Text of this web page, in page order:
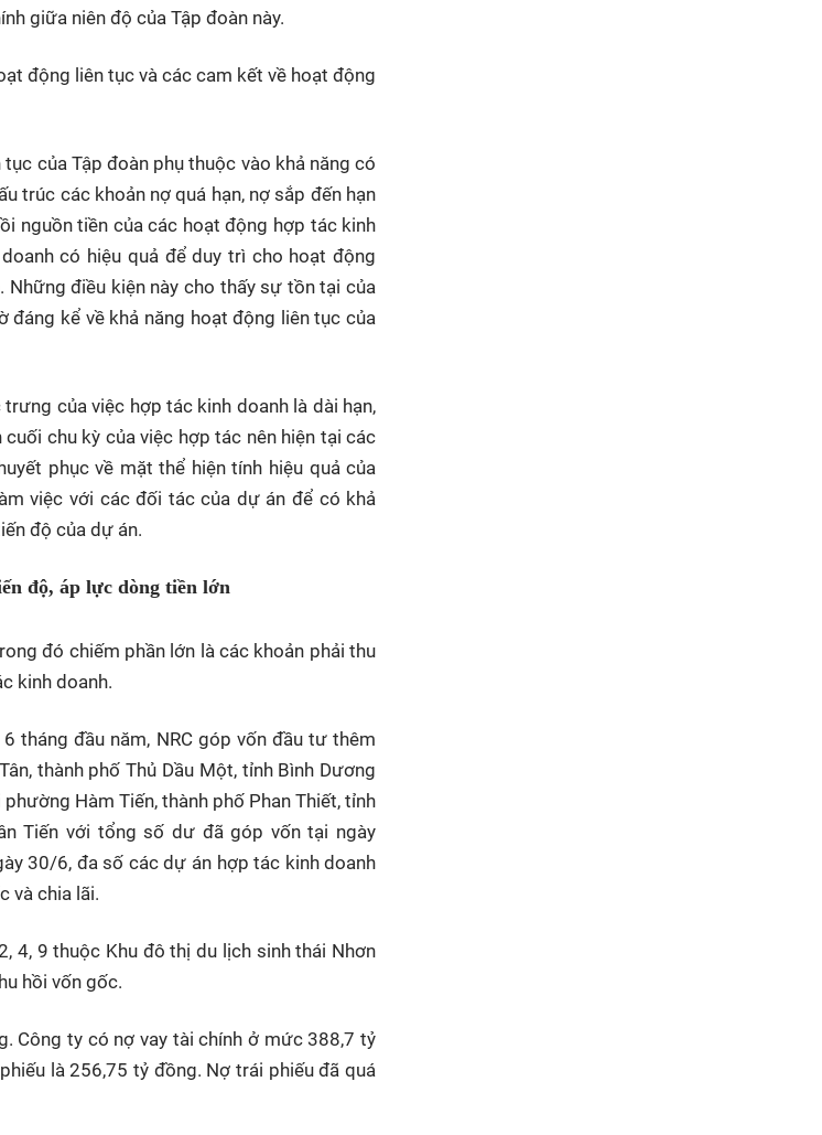
giữa niên độ của Tập đoàn này.
động liên tục và các cam kết về hoạt động
của Tập đoàn phụ thuộc vào khả năng có
trúc các khoản nợ quá hạn, nợ sắp đến hạn
nguồn tiền của các hoạt động hợp tác kinh
có hiệu quả để duy trì cho hoạt động
điều kiện này cho thấy sự tồn tại của
đáng kể về khả năng hoạt động liên tục của
của việc hợp tác kinh doanh là dài hạn,
chu kỳ của việc hợp tác nên hiện tại các
phục về mặt thể hiện tính hiệu quả của
việc với các đối tác của dự án để có khả
độ của dự án.
độ, áp lực dòng tiền lớn
đó chiếm phần lớn là các khoản phải thu
kinh doanh.
tháng đầu năm, NRC góp vốn đầu tư thêm
thành phố Thủ Dầu Một, tỉnh Bình Dương
Hàm Tiến, thành phố Phan Thiết, tỉnh
Tiến với tổng số dư đã góp vốn tại ngày
30/6, đa số các dự án hợp tác kinh doanh
và chia lãi.
4, 9 thuộc Khu đô thị du lịch sinh thái Nhơn
hồi vốn gốc.
Công ty có nợ vay tài chính ở mức 388,7 tỷ
là 256,75 tỷ đồng. Nợ trái phiếu đã quá